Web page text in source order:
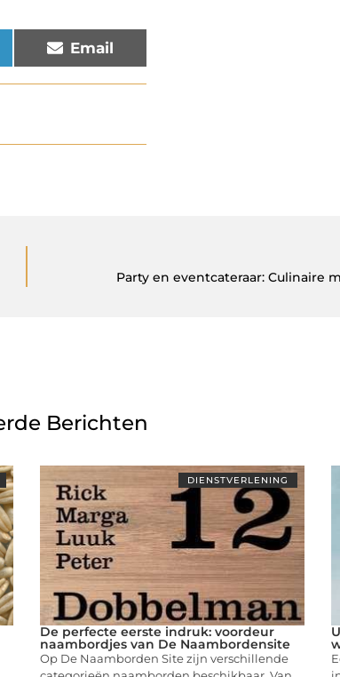
Email
Party en eventcateraar: Culinaire
Berichten
DIENSTVERLENING
De perfecte eerste indruk: voordeur
naambordjes van De Naambordensite
Op De Naamborden Site zijn verschillende